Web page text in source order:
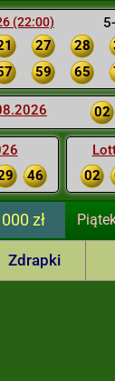
(22:00)
27 28
59 65
02
46
02
zł
Zdrapki